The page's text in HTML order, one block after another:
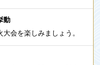
動
会を楽しみましょう。